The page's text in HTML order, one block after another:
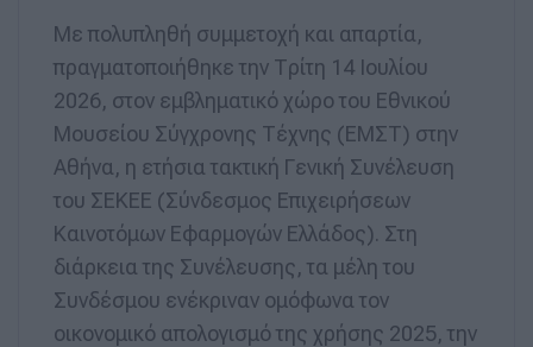
Με πολυπληθή συμμετοχή και απαρτία,
πραγματοποιήθηκε την Τρίτη 14 Ιουλίου
2026, στον εμβληματικό χώρο του Εθνικού
Μουσείου Σύγχρονης Τέχνης (ΕΜΣΤ) στην
Αθήνα, η ετήσια τακτική Γενική Συνέλευση
του ΣΕΚΕΕ (Σύνδεσμος Επιχειρήσεων
Καινοτόμων Εφαρμογών Ελλάδος). Στη
διάρκεια της Συνέλευσης, τα μέλη του
Συνδέσμου ενέκριναν ομόφωνα τον
οικονομικό απολογισμό της χρήσης 2025, την